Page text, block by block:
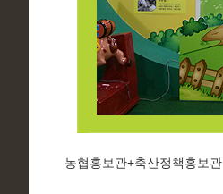
농협홍보관+축산정책홍보관